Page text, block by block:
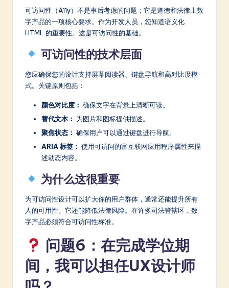
可访问性（A11y）不是事后考虑的问题；它是道德和法律上数
字产品的一项核心要求。作为开发人员，您知道语义化
HTML 的重要性。这是可访问性的基础。
可访问性的技术层面
您应确保您的设计支持屏幕阅读器、键盘导航和高对比度模
式。关键原则包括：
颜色对比度： 确保文字在背景上清晰可读。
替代文本： 为图片和图标提供描述。
聚焦状态： 确保用户可以通过键盘进行导航。
ARIA 标签： 使用可访问的富互联网应用程序属性来描
述动态内容。
为什么这很重要
为可访问性设计可以扩大你的用户群体，通常还能提升所有
人的可用性。它还能降低法律风险。在许多司法管辖区，数
字产品必须符合可访问性标准。
问题6：在完成学位期
间，我可以担任UX设计师